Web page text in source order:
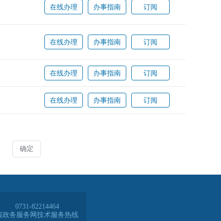
0731-82214464
政务服务网技术服务热线